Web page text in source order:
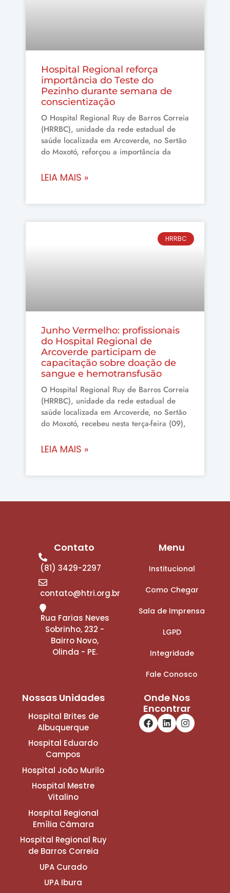
Hospital Regional reforça
importância do Teste do
Pezinho durante semana de
conscientização
O Hospital Regional Ruy de Barros Correia
(HRRBC), unidade da rede estadual de
saúde localizada em Arcoverde, no Sertão
do Moxotó, reforçou a importância da
LEIA MAIS »
HRRBC
Junho Vermelho: profissionais
do Hospital Regional de
Arcoverde participam de
capacitação sobre doação de
sangue e hemotransfusão
O Hospital Regional Ruy de Barros Correia
(HRRBC), unidade da rede estadual de
saúde localizada em Arcoverde, no Sertão
do Moxotó, recebeu nesta terça-feira (09),
LEIA MAIS »
Contato
(81) 3429-2297
contato@htri.org.br
Rua Farias Neves
Sobrinho, 232 -
Bairro Novo,
Olinda - PE.
Menu
Institucional
Como Chegar
Sala de Imprensa
LGPD
Integridade
Fale Conosco
Nossas Unidades
Hospital Brites de
Albuquerque
Hospital Eduardo
Campos
Hospital João Murilo
Hospital Mestre
Vitalino
Hospital Regional
Emília Câmara
Hospital Regional Ruy
de Barros Correia
UPA Curado
UPA Ibura
Onde Nos
Encontrar